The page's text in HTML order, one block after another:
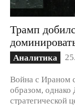
Трамп
Аналитика
Война с Ираном
образом, однако
стратегической